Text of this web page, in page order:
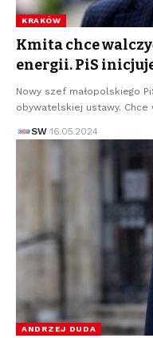
KRAKÓW
Kmita chce
energii. PiS
Nowy szef małopolskiego
obywatelskiej ustawy. Chce
SW 16.05.2024
ANDRZEJ DUDA